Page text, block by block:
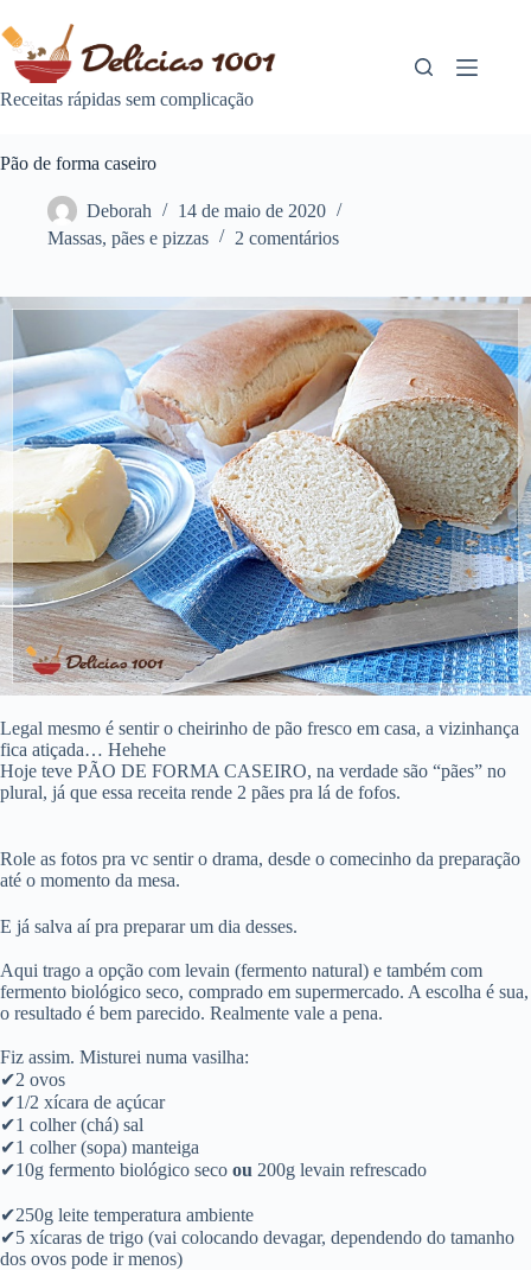
para
conteúdo
Receitas rápidas sem complicação
Pão de forma caseiro
Deborah
14 de maio de 2020
Massas, pães e pizzas 2 comentários
Legal mesmo é sentir o cheirinho de pão fresco em casa, a vizinhança
fica atiçada… Hehehe
Hoje teve PÃO DE FORMA CASEIRO, na verdade são “pães” no
plural, já que essa receita rende 2 pães pra lá de fofos.
Role as fotos pra vc sentir o drama, desde o comecinho da preparação
até o momento da mesa.
E já salva aí pra preparar um dia desses. ⠀⠀⠀⠀⠀⠀⠀⠀⠀⠀
Aqui trago a opção com levain (fermento natural) e também com
fermento biológico seco, comprado em supermercado. A escolha é sua,
o resultado é bem parecido. Realmente vale a pena.
Fiz assim. Misturei numa vasilha:
✔2 ovos
✔1/2 xícara de açúcar
✔1 colher (chá) sal
✔1 colher (sopa) manteiga
✔10g fermento biológico seco ou 200g levain refrescado
✔250g leite temperatura ambiente
✔5 xícaras de trigo (vai colocando devagar, dependendo do tamanho
dos ovos pode ir menos)